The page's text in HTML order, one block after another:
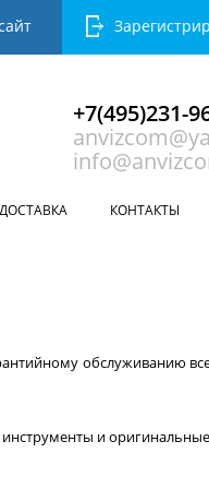
ДОСТАВКА КОНТАКТЫ
+7(495)231-
обслуживанию
и оригинальные